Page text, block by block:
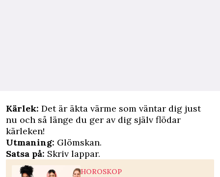
Kärlek: Det är äkta värme som väntar dig just
nu och så länge du ger av dig själv flödar
kärleken!
Utmaning: Glömskan.
Satsa på: Skriv lappar.
HOROSKOP